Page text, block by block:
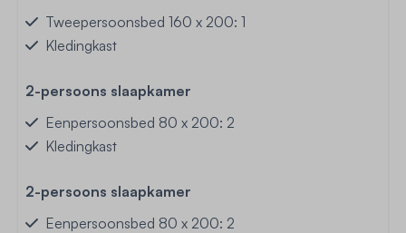
Tweepersoonsbed 160 x 200: 1
Kledingkast
2-persoons slaapkamer
Eenpersoonsbed 80 x 200: 2
Kledingkast
2-persoons slaapkamer
Eenpersoonsbed 80 x 200: 2